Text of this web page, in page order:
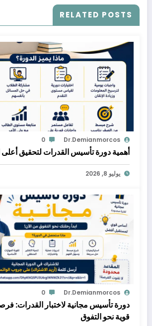
RELATED POSTS
Dr.demianmorcos
0
أهمية دورة تأسيس القدرات لتحقيق
يوليو 8, 2026
Dr.demianmorcos
0
دورة تأسيس مجانية لاختبار القدرات:
قوية نحو التفوق